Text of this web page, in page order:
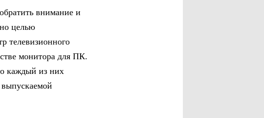
внимание и
целью
телевизионного
монитора для ПК.
каждый из них